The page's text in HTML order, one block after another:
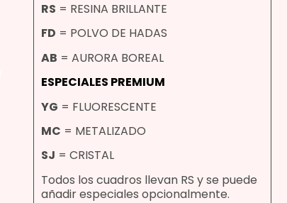
RS = RESINA BRILLANTE
FD = POLVO DE HADAS
AB = AURORA BOREAL
ESPECIALES PREMIUM
YG = FLUORESCENTE
MC = METALIZADO
SJ = CRISTAL
Todos los cuadros llevan RS y se puede
añadir especiales opcionalmente.